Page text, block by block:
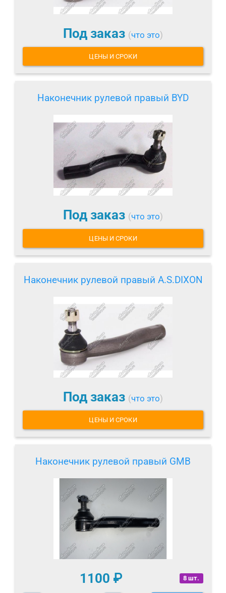
Под заказ (что это)
ЦЕНЫ И СРОКИ
Наконечник рулевой правый BYD
Под заказ (что это)
ЦЕНЫ И СРОКИ
Наконечник рулевой правый A.S.DIXON
Под заказ (что это)
ЦЕНЫ И СРОКИ
Наконечник рулевой правый GMB
8 шт.
1100 ₽